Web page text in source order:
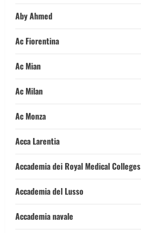
Aby Ahmed
Ac Fiorentina
Ac Mian
Ac Milan
Ac Monza
Acca Larentia
Accademia dei Royal Medical Colleges
Accademia del Lusso
Accademia navale